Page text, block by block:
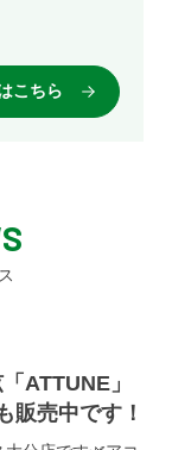
こちら
ATTUNE」
販売中です！